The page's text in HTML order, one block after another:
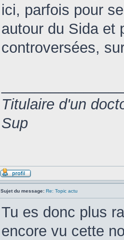
ici, parfois pour
autour du Sida et
controversées,
Titulaire d'un
Sup
Sujet du message: Re: Topic actu
Tu es donc plus
encore vu cette